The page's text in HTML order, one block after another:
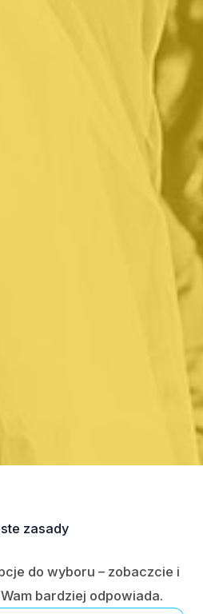
zasady
do wyboru – zobaczcie i
bardziej odpowiada.